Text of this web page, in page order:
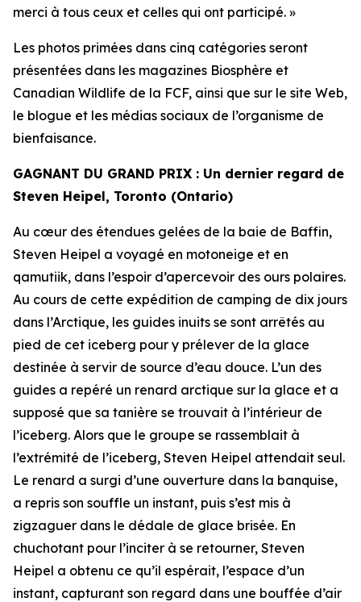
merci à tous ceux et celles qui ont participé. »
Les photos primées dans cinq catégories seront
présentées dans les magazines Biosphère et
Canadian Wildlife de la FCF, ainsi que sur le site Web,
le blogue et les médias sociaux de l’organisme de
bienfaisance.
GAGNANT DU GRAND PRIX : Un dernier regard de
Steven Heipel, Toronto (Ontario)
Au cœur des étendues gelées de la baie de Baffin,
Steven Heipel a voyagé en motoneige et en
qamutiik, dans l’espoir d’apercevoir des ours polaires.
Au cours de cette expédition de camping de dix jours
dans l’Arctique, les guides inuits se sont arrêtés au
pied de cet iceberg pour y prélever de la glace
destinée à servir de source d’eau douce. L’un des
guides a repéré un renard arctique sur la glace et a
supposé que sa tanière se trouvait à l’intérieur de
l’iceberg. Alors que le groupe se rassemblait à
l’extrémité de l’iceberg, Steven Heipel attendait seul.
Le renard a surgi d’une ouverture dans la banquise,
a repris son souffle un instant, puis s’est mis à
zigzaguer dans le dédale de glace brisée. En
chuchotant pour l’inciter à se retourner, Steven
Heipel a obtenu ce qu’il espérait, l’espace d’un
instant, capturant son regard dans une bouffée d’air